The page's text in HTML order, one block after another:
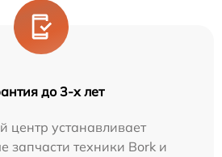
до 3-х лет
центр устанавливает
запчасти техники Bork и